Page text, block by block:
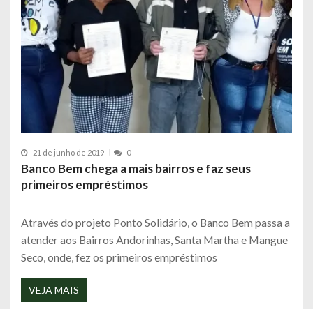
21 de junho de 2019 0
Banco Bem chega a mais bairros e faz seus
primeiros empréstimos
Através do projeto Ponto Solidário, o Banco Bem passa a
atender aos Bairros Andorinhas, Santa Martha e Mangue
Seco, onde, fez os primeiros empréstimos
VEJA MAIS